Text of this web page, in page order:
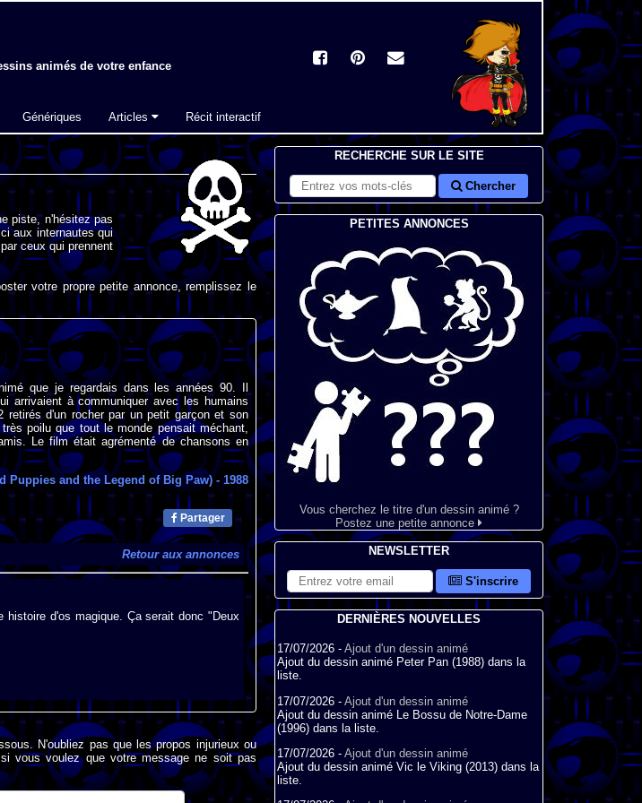
animés de votre enfance
Génériques Articles Récit interactif
piste, n'hésitez pas
aux internautes qui
ceux qui prennent
votre propre petite annonce, remplissez le
que je regardais dans les années 90. Il
arrivaient à communiquer avec les humains
d'un rocher par un petit garçon et son
poilu que tout le monde pensait méchant,
Le film était agrémenté de chansons en
Puppies and the Legend of Big Paw)- 1988
Partager
Retour aux annonces
d'os magique. Ça serait donc "Deux
N'oubliez pas que les propos injurieux ou
vous voulez que votre message ne soit pas
RECHERCHE SUR LE SITE
Chercher
PETITES ANNONCES
Vous cherchez le titre d'un dessin animé ?
Postez une petite annonce
NEWSLETTER
S'inscrire
DERNIÈRES NOUVELLES
17/07/2026 - Ajout d'un dessin animé
Ajout du dessin animé Peter Pan (1988) dans la
liste.
17/07/2026 - Ajout d'un dessin animé
Ajout du dessin animé Le Bossu de Notre-Dame
(1996) dans la liste.
17/07/2026 - Ajout d'un dessin animé
Ajout du dessin animé Vic le Viking (2013) dans la
liste.